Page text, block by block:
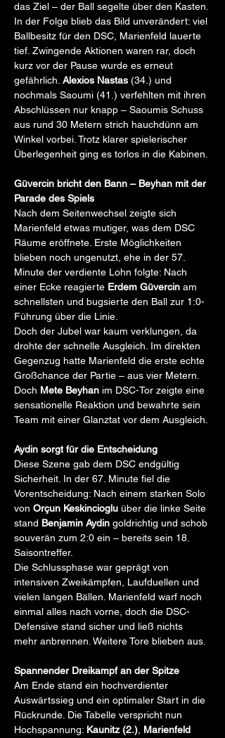
das Ziel – der Ball segelte über den Kasten.
In der Folge blieb das Bild unverändert: viel
Ballbesitz für den DSC, Marienfeld lauerte
tief. Zwingende Aktionen waren rar, doch
kurz vor der Pause wurde es erneut
gefährlich. Alexios Nastas (34.) und
nochmals Saoumi (41.) verfehlten mit ihren
Abschlüssen nur knapp – Saoumis Schuss
aus rund 30 Metern strich hauchdünn am
Winkel vorbei. Trotz klarer spielerischer
Überlegenheit ging es torlos in die Kabinen.
Güvercin bricht den Bann – Beyhan mit der
Parade des Spiels
Nach dem Seitenwechsel zeigte sich
Marienfeld etwas mutiger, was dem DSC
Räume eröffnete. Erste Möglichkeiten
blieben noch ungenutzt, ehe in der 57.
Minute der verdiente Lohn folgte: Nach
einer Ecke reagierte Erdem Güvercin am
schnellsten und bugsierte den Ball zur 1:0-
Führung über die Linie.
Doch der Jubel war kaum verklungen, da
drohte der schnelle Ausgleich. Im direkten
Gegenzug hatte Marienfeld die erste echte
Großchance der Partie – aus vier Metern.
Doch Mete Beyhan im DSC-Tor zeigte eine
sensationelle Reaktion und bewahrte sein
Team mit einer Glanztat vor dem Ausgleich.
Aydin sorgt für die Entscheidung
Diese Szene gab dem DSC endgültig
Sicherheit. In der 67. Minute fiel die
Vorentscheidung: Nach einem starken Solo
von Orçun Keskincioglu über die linke Seite
stand Benjamin Aydin goldrichtig und schob
souverän zum 2:0 ein – bereits sein 18.
Saisontreffer.
Die Schlussphase war geprägt von
intensiven Zweikämpfen, Laufduellen und
vielen langen Bällen. Marienfeld warf noch
einmal alles nach vorne, doch die DSC-
Defensive stand sicher und ließ nichts
mehr anbrennen. Weitere Tore blieben aus.
Spannender Dreikampf an der Spitze
Am Ende stand ein hochverdienter
Auswärtssieg und ein optimaler Start in die
Rückrunde. Die Tabelle verspricht nun
Hochspannung: Kaunitz (2.) Marienfeld